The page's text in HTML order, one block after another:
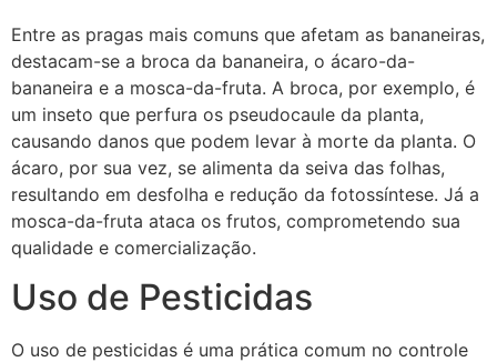
Entre as pragas mais comuns que afetam as bananeiras,
destacam-se a broca da bananeira, o ácaro-da-
bananeira e a mosca-da-fruta. A broca, por exemplo, é
um inseto que perfura os pseudocaule da planta,
causando danos que podem levar à morte da planta. O
ácaro, por sua vez, se alimenta da seiva das folhas,
resultando em desfolha e redução da fotossíntese. Já a
mosca-da-fruta ataca os frutos, comprometendo sua
qualidade e comercialização.
Uso de Pesticidas
O uso de pesticidas é uma prática comum no controle